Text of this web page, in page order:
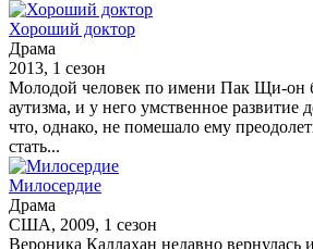
Хороший доктор
Драма
2013, 1 сезон
Молодой человек по имени Пак Щи-он
аутизма, и у него умственное развитие
что, однако, не помешало ему
стать...
Милосердие
Драма
США, 2009, 1 сезон
Вероника Каллахан недавно вернулась